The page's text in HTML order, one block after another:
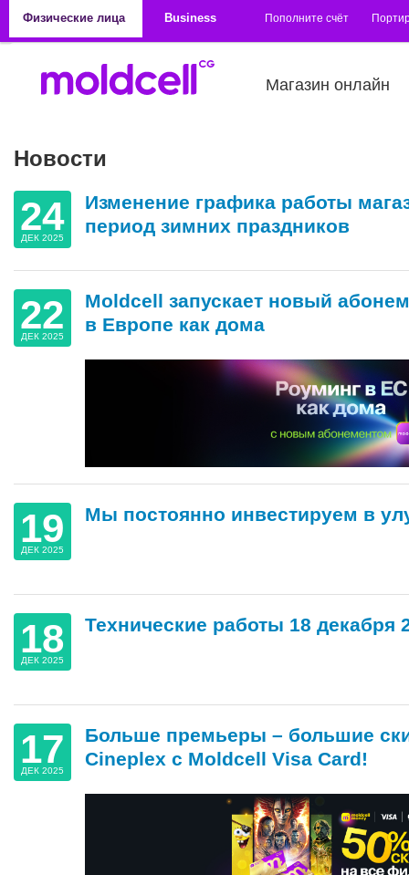
Физические лица
Business Пополните счёт
Магазин онлайн
Новости
24
ДЕК 2025
Изменение графика работы
период зимних праздников
22
ДЕК 2025
Moldcell запускает новый
в Европе как дома
19
ДЕК 2025
Мы постоянно инвестируем в
18
ДЕК 2025
Технические работы 18 декабря
17
ДЕК 2025
Больше премьеры – большие
Cineplex с Moldcell Visa Card!
Страницы